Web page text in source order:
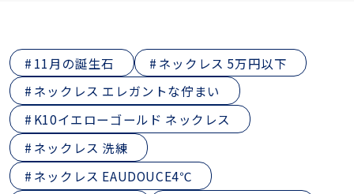
11月の誕生石
ネックレス 5万円以下
ネックレス エレガントな佇まい
K10イエローゴールド ネックレス
ネックレス 洗練
ネックレス EAUDOUCE4℃